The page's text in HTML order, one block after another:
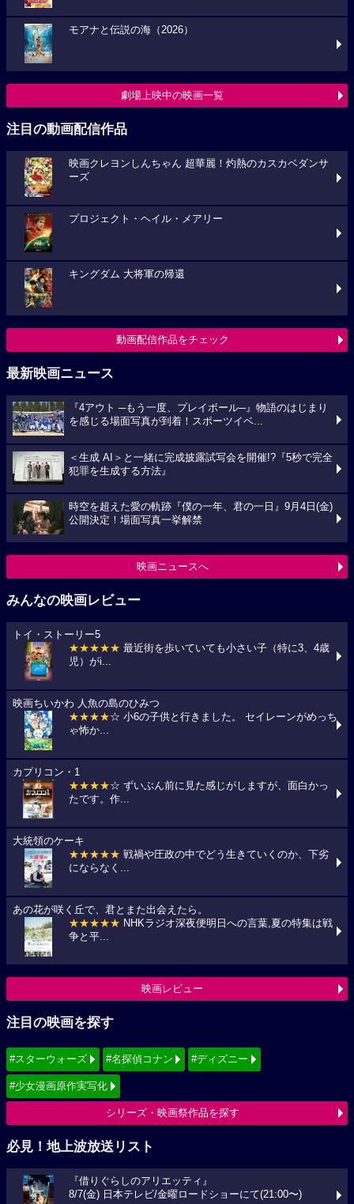
モアナと伝説の海（2026）
劇場上映中の映画一覧
注目の動画配信作品
映画クレヨンしんちゃん 超華麗！灼熱のカスカベダンサ
ーズ
プロジェクト・ヘイル・メアリー
キングダム 大将軍の帰還
動画配信作品をチェック
最新映画ニュース
『4アウト ─もう一度、プレイボール─』物語のはじまり
を感じる場面写真が到着！スポーツイベ...
＜生成 AI＞と一緒に完成披露試写会を開催!?『5秒で完全
犯罪を生成する方法』
時空を超えた愛の軌跡『僕の一年、君の一日』9月4日(金)
公開決定！場面写真一挙解禁
映画ニュースへ
みんなの映画レビュー
トイ・ストーリー5
★★★★★ 最近街を歩いていても小さい子（特に3、4歳
児）がi...
映画ちいかわ 人魚の島のひみつ
★★★★☆ 小6の子供と行きました。 セイレーンがめっち
ゃ怖か...
カプリコン・1
★★★★☆ ずいぶん前に見た感じがしますが、面白かっ
たです。作...
大統領のケーキ
★★★★★ 戦禍や圧政の中でどう生きていくのか、下劣
にならなく...
あの花が咲く丘で、君とまた出会えたら。
★★★★★ NHKラジオ深夜便明日への言葉,夏の特集は戦
争と平...
映画レビュー
注目の映画を探す
#スターウォーズ #名探偵コナン #ディズニー
#少女漫画原作実写化
シリーズ・映画祭作品を探す
必見！地上波放送リスト
『借りぐらしのアリエッティ』
8/7(金) 日本テレビ/金曜ロードショーにて(21:00〜)